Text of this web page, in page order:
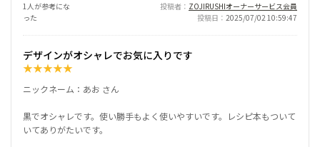
1人が参考にな
った
投稿者
ZOJIRUSHIオーナーサービス会員
投稿日
2025/07/02 10:59:47
デザインがオシャレでお気に入りです
★★★★★
ニックネーム：あお さん
黒でオシャレです。使い勝手もよく使いやすいです。レシピ本もついて
いてありがたいです。